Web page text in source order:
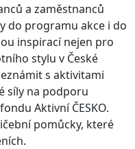
a zaměstnanců
do programu akce i do
inspirací nejen pro
stylu v České
s aktivitami
síly na podporu
Aktivní ČESKO.
pomůcky, které